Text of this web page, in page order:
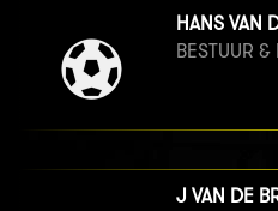
HANS VAN
BESTUUR
J VAN DE